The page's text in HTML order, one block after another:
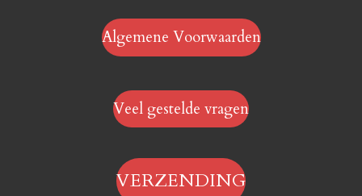
Algemene Voorwaarden
Veel gestelde vragen
VERZENDING